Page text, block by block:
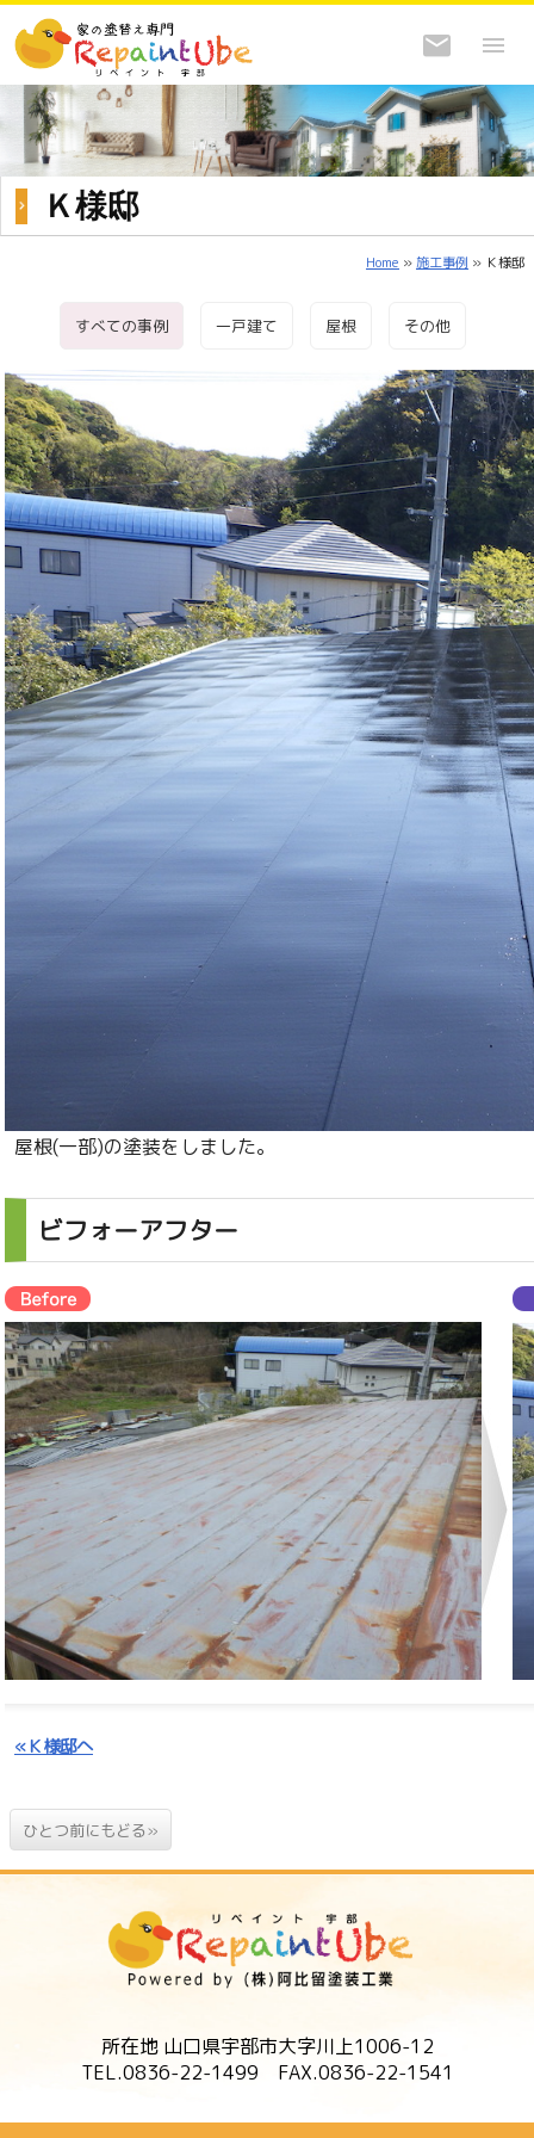
Ｋ様邸
Home »施工事例 » Ｋ様邸
すべての事例 一戸建て 屋根 その他
屋根(一部)の塗装をしました。
ビフォーアフター
«Ｋ様邸へ
ひとつ前にもどる»
所在地 山口県宇部市大字川上1006-12
TEL.0836-22-1499 FAX.0836-22-1541